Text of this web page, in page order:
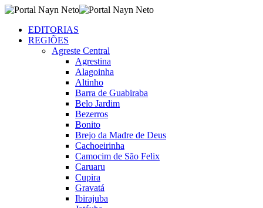
EDITORIAS
REGIÕES
Agreste Central
Agrestina
Alagoinha
Altinho
Barra de Guabiraba
Belo Jardim
Bezerros
Bonito
Brejo da Madre de Deus
Cachoeirinha
Camocim de São Felix
Caruaru
Cupira
Gravatá
Ibirajuba